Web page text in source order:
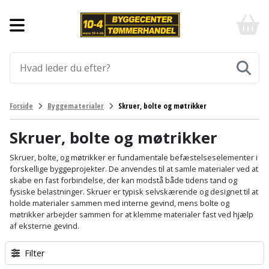
Aluprofiler
Armering
Befæstigelse
Bordplade
Byggeplader
Bygningsbeslag
Gulve
Fliser
og
klinker
Gulvtilbehør
Gulvunderlag
Gulvvarme
Laminatgulv
Værktøj
Afmærkning
Arbejdsbuk
Arbejdsvogn
Bærehåndtag
Båndstrammer
og
Elværktøj
Afkortersav
Afstandsmåler
Arbejdsbord
Arbejdslamper
og
Havemaskiner
Brændekløver
Buskrydder
Dykpumpe
Hus,
have
og
Affaldssortering
Maling
-
billigt
og
-
Klik
og
byg
Forside Byggematerialer Skruer, bolte og møtrikker
Skruer, bolte og møtrikker
Skruer, bolte, og møtrikker er fundamentale befæstelseselementer i
forskellige byggeprojekter. De anvendes til at samle materialer ved at
skabe en fast forbindelse, der kan modstå både tidens tand og
fysiske belastninger. Skruer er typisk selvskærende og designet til at
holde materialer sammen med interne gevind, mens bolte og
møtrikker arbejder sammen for at klemme materialer fast ved hjælp
af eksterne gevind.
Filter